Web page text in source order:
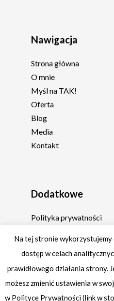
Nawigacja
Strona główna
O mnie
Myśl na TAK!
Oferta
Blog
Media
Kontakt
Dodatkowe
Polityka prywatności
Na tej stronie wykorzystujemy
dostęp w celach
prawidłowego działania strony.
możesz zmienić ustawienia w
w Polityce Prywatności (link w